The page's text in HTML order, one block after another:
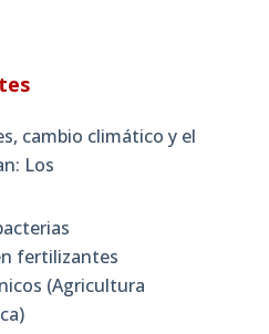
cambio climático y el
Los
fertilizantes
(Agricultura